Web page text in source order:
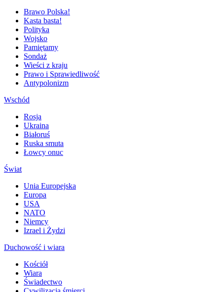
Brawo Polska!
Kasta basta!
Polityka
Wojsko
Pamiętamy
Sondaż
Wieści z kraju
Prawo i Sprawiedliwość
Antypolonizm
Wschód
Rosja
Ukraina
Białoruś
Ruska smuta
Łowcy onuc
Świat
Unia Europejska
Europa
USA
NATO
Niemcy
Izrael i Żydzi
Duchowość i wiara
Kościół
Wiara
Świadectwo